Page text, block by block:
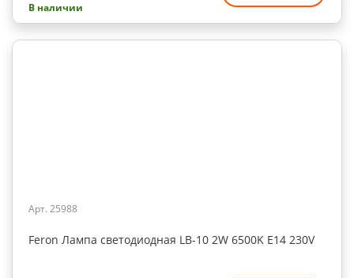
В наличии
Арт. 25988
Feron Лампа светодиодная LB-10 2W 6500K E14 230V